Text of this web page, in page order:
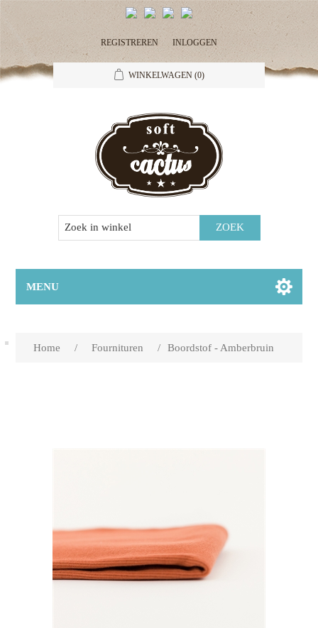
REGISTREREN INLOGGEN
WINKELWAGEN (0)
MENU
Home / Fournituren / Boordstof - Amberbruin